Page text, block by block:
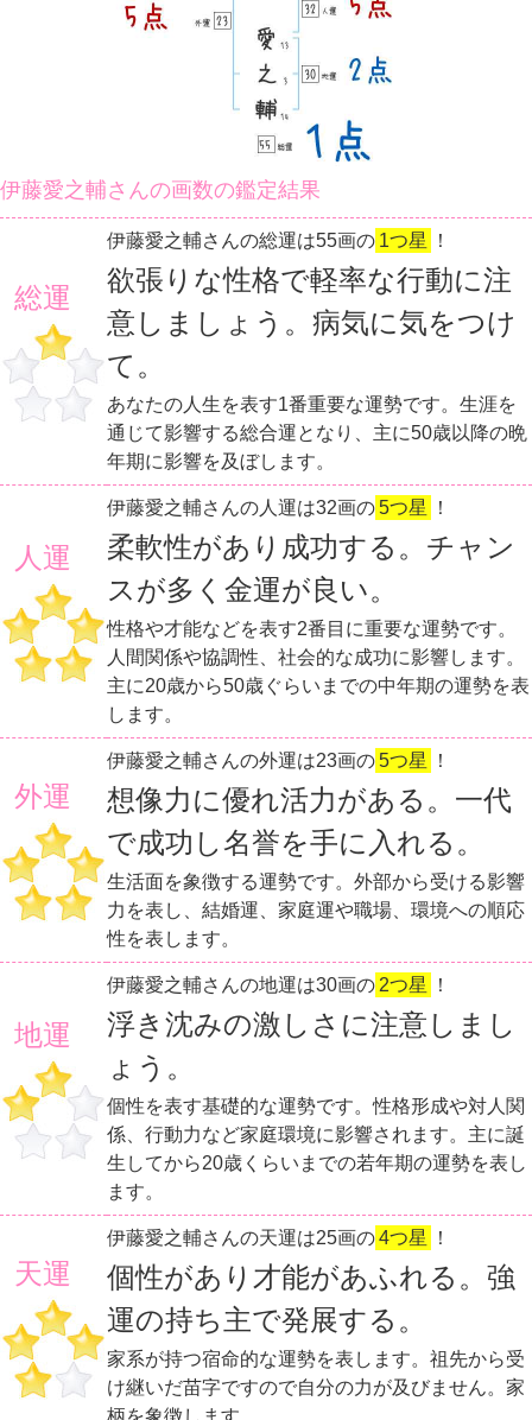
伊藤愛之輔さんの画数の鑑定結果
総運
伊藤愛之輔さんの総運は55画の 1つ星 ！
欲張りな性格で軽率な行動に注
意しましょう。病気に気をつけ
て。
あなたの人生を表す1番重要な運勢です。生涯を
通じて影響する総合運となり、主に50歳以降の晩
年期に影響を及ぼします。
人運
伊藤愛之輔さんの人運は32画の5つ星 ！
柔軟性があり成功する。チャン
スが多く金運が良い。
性格や才能などを表す2番目に重要な運勢です。
人間関係や協調性、社会的な成功に影響します。
主に20歳から50歳ぐらいまでの中年期の運勢を表
します。
外運
伊藤愛之輔さんの外運は23画の5つ星 ！
想像力に優れ活力がある。一代
で成功し名誉を手に入れる。
生活面を象徴する運勢です。外部から受ける影響
力を表し、結婚運、家庭運や職場、環境への順応
性を表します。
地運
伊藤愛之輔さんの地運は30画の 2つ星 ！
浮き沈みの激しさに注意しまし
ょう。
個性を表す基礎的な運勢です。性格形成や対人関
係、行動力など家庭環境に影響されます。主に誕
生してから20歳くらいまでの若年期の運勢を表し
ます。
天運
伊藤愛之輔さんの天運は25画の4つ星 ！
個性があり才能があふれる。強
運の持ち主で発展する。
家系が持つ宿命的な運勢を表します。祖先から受
け継いだ苗字ですので自分の力が及びません。家
柄を象徴します。